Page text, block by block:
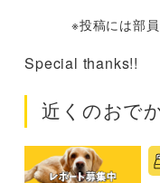
※投稿には部
Special thanks!!
近くのおで